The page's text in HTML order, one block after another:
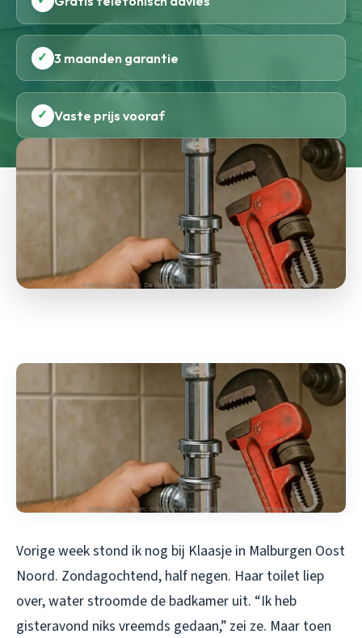
✓ 3 maanden garantie
✓ Vaste prijs vooraf
Vorige week stond ik nog bij Klaasje in Malburgen Oost
Noord. Zondagochtend, half negen. Haar toilet liep
over, water stroomde de badkamer uit. “Ik heb
gisteravond niks vreemds gedaan,” zei ze. Maar toen